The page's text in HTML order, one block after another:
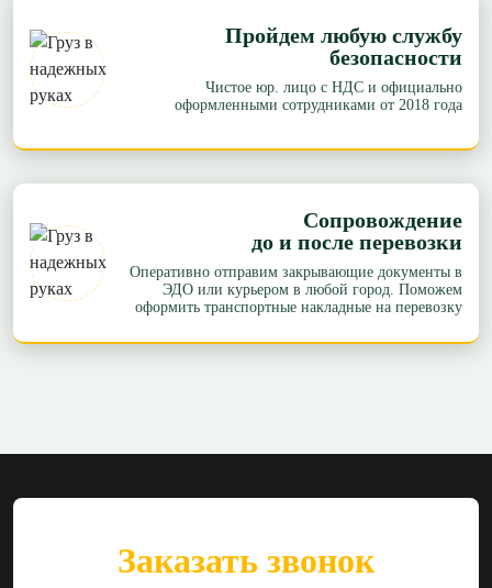
Пройдем любую службу
безопасности
Чистое юр. лицо с НДС и официально
оформленными сотрудниками от 2018 года
Сопровождение
до и после перевозки
Оперативно отправим закрывающие документы в
ЭДО или курьером в любой город. Поможем
оформить транспортные накладные на перевозку
Заказать звонок